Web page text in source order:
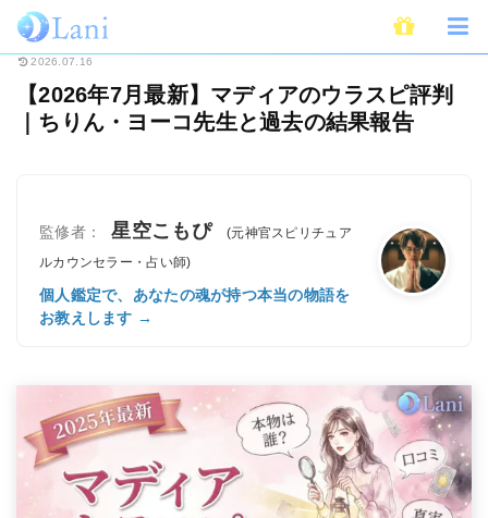
ホーム 電話占い 【2026年7月最新】マディアのウラ
2026.07.16
【2026年7月最新】マディアのウラスピ評判
｜ちりん・ヨーコ先生と過去の結果報告
監修者： 星空こもぴ
(元神官スピリチュア
ルカウンセラー・占い師)
個人鑑定で、あなたの魂が持つ本当の物語を
お教えします →